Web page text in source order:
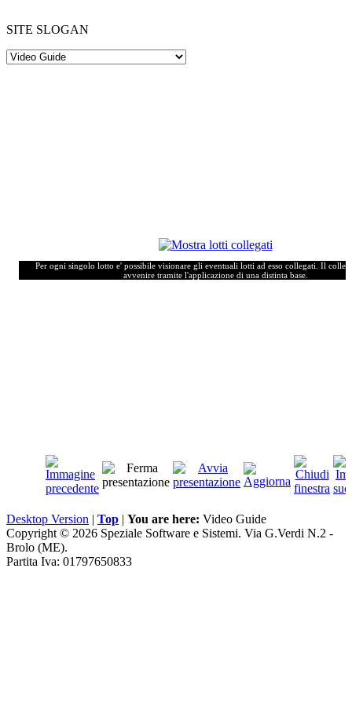
SITE SLOGAN
Per ogni singolo lotto e' possibile visionare gli eventuali lotti ad esso collegati. Il
avvenire tramite l'applicazione di una distinta base.
Desktop Version | Top | You are here: Video Guide
Copyright © 2026 Speziale Software e Sistemi. Via G.Verdi N.2 -
Brolo (ME).
Partita Iva: 01797650833